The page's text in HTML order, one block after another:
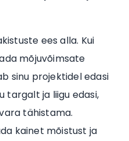
ees alla. Kui
mõjuvõimsate
sinu projektidel edasi
targalt ja liigu edasi,
tähistama.
kainet mõistust ja